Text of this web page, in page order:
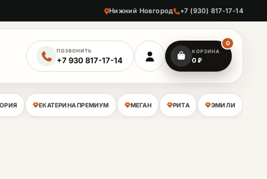
Нижний Новгород +7 (930) 817-17-14
ПОЗВОНИТЬ
+7 930 817-17-14
КОРЗИНА
0₽
0
ЕКАТЕРИНА ПРЕМИУМ МЕГАН РИТА ЭМИЛИ